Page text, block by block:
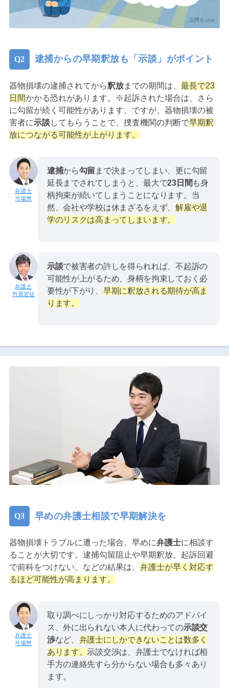
逮捕からの早期釈放も「示談」がポイント
器物損壊の逮捕されてから釈放までの期間は、 最長で23
日間かかる恐れがあります。※起訴された場合は、さら
に勾留が続く可能性があります。ですが、器物損壊の被
害者に示談してもらうことで、捜査機関の判断で早期釈
放につながる可能性が上がります。
弓場慧
逮捕から勾留 まで決まってしまい、更に勾留
延長までされてしまうと、最大で23日間 も身
柄拘束が続いてしまうことになります。当
然、会社や学校は休まざるをえず、解雇や退
学のリスクは高まってしまいます。
竹原宏征
示談で被害者の許しを得られれば、不起訴の
可能性が上がるため、身柄を拘束しておく必
要性が下がり、 早期に釈放される期待が高ま
ります。
早めの弁護士相談で早期解決を
器物損壊トラブルに遭った場合、早めに弁護士に相談す
ることが大切です。逮捕勾留阻止や早期釈放、起訴回避
で前科をつけない、などの結果は、 弁護士が早く対応す
るほど可能性が高まります。
弓場慧
取り調べにしっかり対応するためのアドバイ
ス、外に出られない本人に代わっての示談交
渉など、 弁護士にしかできないことは数多く
あります。 示談交渉は、弁護士でなければ相
手方の連絡先すら分からない場合も多々あり
ます。